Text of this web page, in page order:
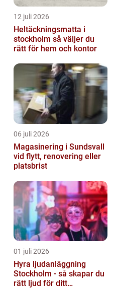
12 juli 2026
Heltäckningsmatta i
stockholm så väljer du
rätt för hem och kontor
06 juli 2026
Magasinering i Sundsvall
vid flytt, renovering eller
platsbrist
01 juli 2026
Hyra ljudanläggning
Stockholm - så skapar du
rätt ljud för ditt